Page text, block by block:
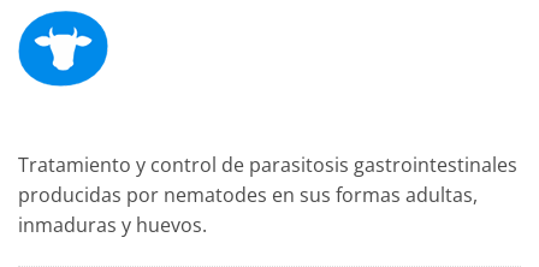
Tratamiento y control de parasitosis gastrointestinales
producidas por nematodes en sus formas adultas,
inmaduras y huevos.